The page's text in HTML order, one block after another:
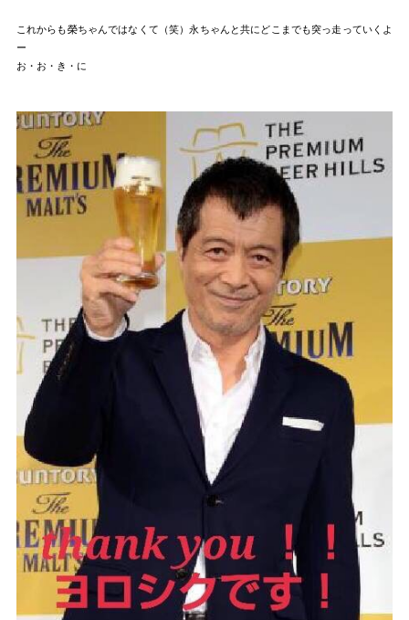
これからも榮ちゃんではなくて（笑）永ちゃんと共にどこまでも突っ走っていくよ
ー
お・お・き・に